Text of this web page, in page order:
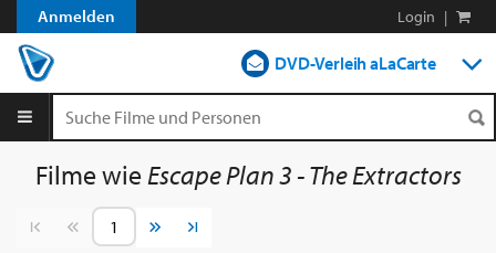
Anmelden Login |
DVD-Verleih aLaCarte
Streamen
Filme wieEscape Plan 3 - The Extractors
Vorherige SeiteNächste Seite